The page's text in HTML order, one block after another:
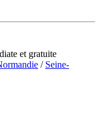
et gratuite
/ Seine-